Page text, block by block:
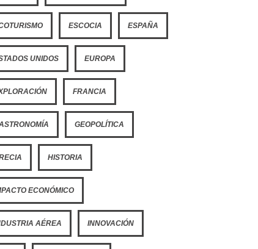
ESCOCIA ESPAÑA
UNIDOS EUROPA
FRANCIA
GEOPOLÍTICA
HISTORIA
ECONÓMICO
AÉREA INNOVACIÓN